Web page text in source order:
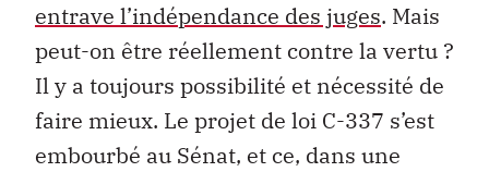
entrave l’indépendance des juges. Mais
peut-on être réellement contre la vertu ?
Il y a toujours possibilité et nécessité de
faire mieux. Le projet de loi C-337 s’est
embourbé au Sénat, et ce, dans une